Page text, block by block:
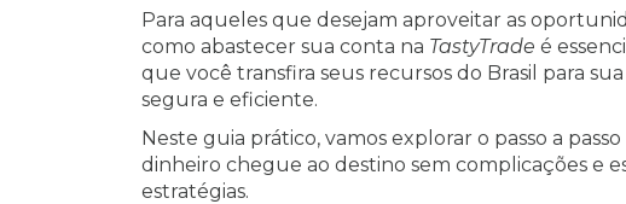
Para aqueles que desejam aproveitar as
como abastecer sua conta na TastyTrade é
que você transfira seus recursos do Brasil para
segura e eficiente.
Neste guia prático, vamos explorar o passo a
dinheiro chegue ao destino sem complicações e
estratégias.